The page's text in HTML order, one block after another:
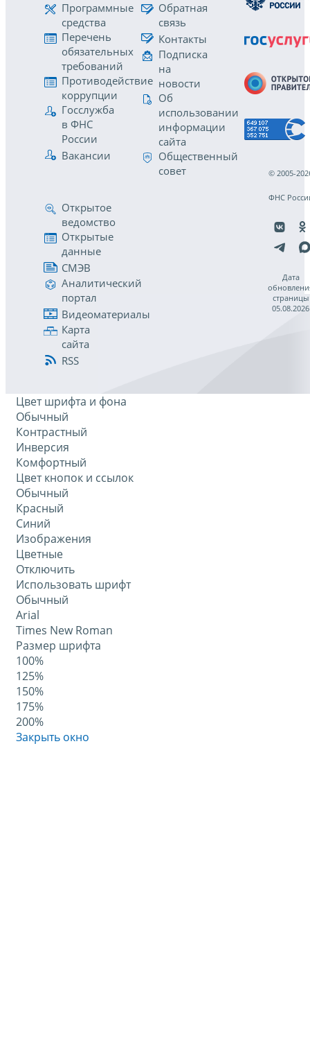
Программные
средства
Перечень
обязательных
требований
Противодействие
коррупции
Госслужба
в ФНС
России
Вакансии
Обратная
связь
Контакты
Подписка
на
новости
Об
использовании
информации
сайта
Общественный
совет
Открытое
ведомство
Открытые
данные
СМЭВ
Аналитический
портал
Видеоматериалы
Карта
сайта
RSS
© 2005-
ФНС
Дата
страницы
05.08.2026
Цвет шрифта и фона
Обычный
Контрастный
Инверсия
Комфортный
Цвет кнопок и ссылок
Обычный
Красный
Синий
Изображения
Цветные
Отключить
Использовать шрифт
Обычный
Arial
Times New Roman
Размер шрифта
100%
125%
150%
175%
200%
Закрыть окно